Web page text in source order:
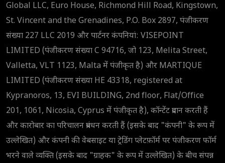
Global LLC, Euro House, Richmond Hill Road, Kingstown,
St. Vincent and the Grenadines, P.O. Box 2897, पंजीकरण
संख्या 227 LLC 2019 और पार्टनर कंपनियां: VISEPOINT
LIMITED (पंजीकरण संख्या C 94716, जो 123, Melita Street,
Valletta, VLT 1123, Malta में पंजीकृत है) और MARTIQUE
LIMITED (पंजीकरण संख्या HE 43318, registered at
Kypranoros, 13, EVI BUILDING, 2nd floor, Flat/Office
201, 1061, Nicosia, Cyprus में पंजीकृत है), कॉन्टेंट प्रदान करती हैं
और कारोबार का परिचालन प्रबंधन करती हैं (इसके बाद "कंपनी" के रूप में
उल्लेखित) और कंपनी की वेबसाइट या ट्रेडिंग प्लेटफ़ॉर्म पर पंजीकरण फॉर्म
भरने वाले व्यक्ति (इसके बाद "ग्राहक" के रूप में उल्लेखित) के बीच संपन्न